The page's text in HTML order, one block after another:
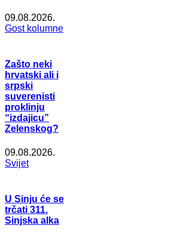
09.08.2026.
Gost kolumne
Zašto neki
hrvatski ali i
srpski
suverenisti
proklinju
“izdajicu”
Zelenskog?
09.08.2026.
Svijet
U Sinju će se
trčati 311.
Sinjska alka